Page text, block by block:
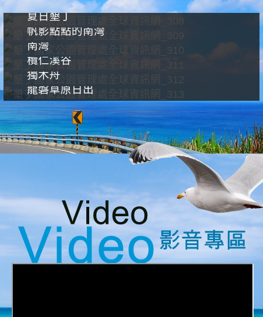
夏日墾丁
帆影點點的南灣
南灣
欖仁溪谷
獨木舟
龍磐草原日出